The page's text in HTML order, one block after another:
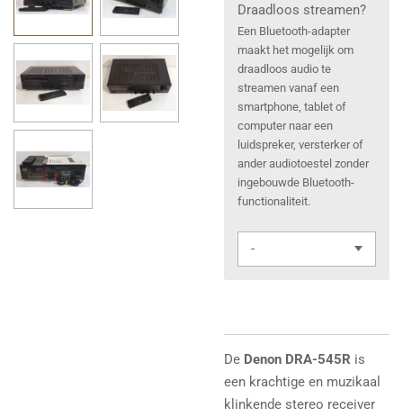
Draadloos streamen?
Een Bluetooth-adapter
maakt het mogelijk om
draadloos audio te
streamen vanaf een
smartphone, tablet of
computer naar een
luidspreker, versterker of
ander audiotoestel zonder
ingebouwde Bluetooth-
functionaliteit.
De Denon DRA-545R is
een krachtige en muzikaal
klinkende stereo receiver